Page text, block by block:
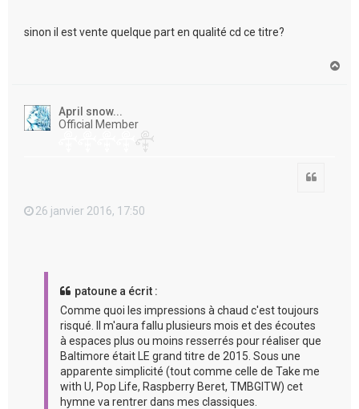
sinon il est vente quelque part en qualité cd ce titre?
April snow...
Official Member
26 janvier 2016, 17:50
patoune a écrit :
Comme quoi les impressions à chaud c'est toujours
risqué. Il m'aura fallu plusieurs mois et des écoutes
à espaces plus ou moins resserrés pour réaliser que
Baltimore était LE grand titre de 2015. Sous une
apparente simplicité (tout comme celle de Take me
with U, Pop Life, Raspberry Beret, TMBGITW) cet
hymne va rentrer dans mes classiques.